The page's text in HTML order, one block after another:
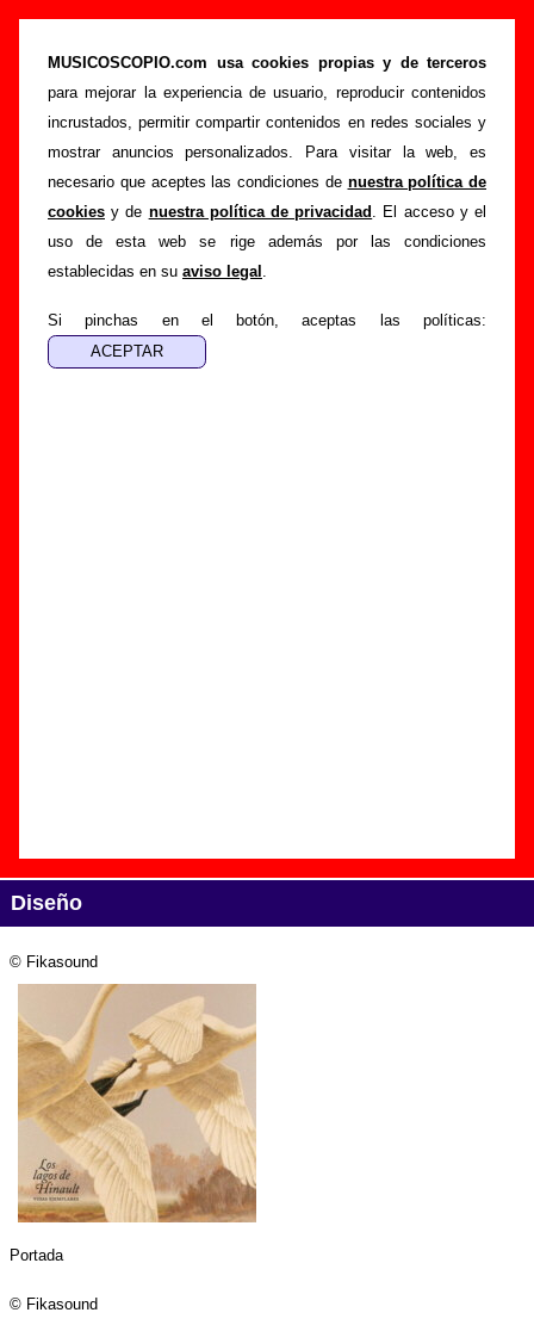
MUSICOSCOPIO.com usa cookies propias y de terceros
para mejorar la experiencia de usuario, reproducir contenidos
incrustados, permitir compartir contenidos en redes sociales y
mostrar anuncios personalizados. Para visitar la web, es
necesario que aceptes las condiciones de nuestra política de
cookies y de nuestra política de privacidad . El acceso y el
uso de esta web se rige además por las condiciones
establecidas en su aviso legal .
Si pinchas en el botón, aceptas las políticas:
“Vidas ejemplares” (LP de vinilo de 12’’, 2011)
- Los Lagos De Hinault
Portada >Los Lagos De Hinault >Discografía
Vidas ejemplares
Esta página pretende recopilar todo tipo de información
sobre eldisco “Vidas ejemplares”, interpretado por
Lagos De Hinault . Además del listado de canciones
incluidas en el disco, también se mostrarán en esta página
otros tipos de información a medida que estén disponibles:
los datos relacionados con su publicación, los créditos de la
grabación de las canciones (productor, músicos,
Diseño
© Fikasound
Portada
© Fikasound